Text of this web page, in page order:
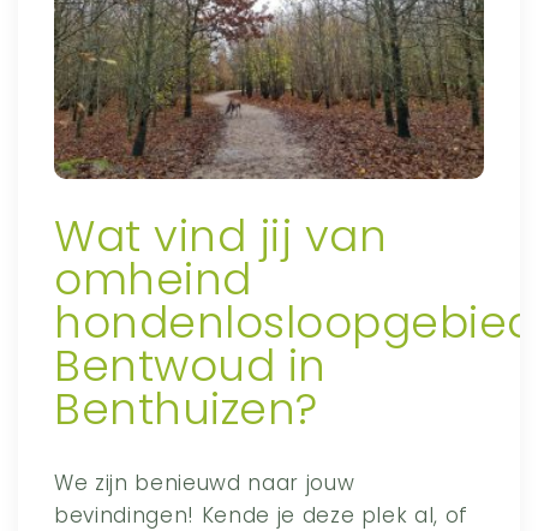
Wat vind jij van
omheind
hondenlosloopgebied
Bentwoud in
Benthuizen?
We zijn benieuwd naar jouw
bevindingen! Kende je deze plek al, of